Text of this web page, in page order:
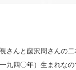
さんと藤沢周さんの
九四〇年）生まれな